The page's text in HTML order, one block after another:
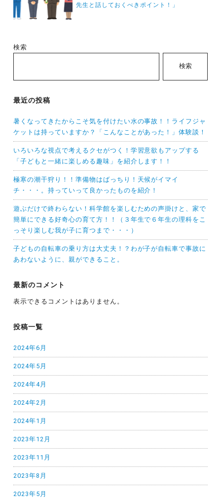
ン
先生と話しておくべきポイント！」
検索
検索
最近の投稿
暑くなってきたからこそ気を付けたい水の事故！！ライフジャ
ケットは持っていますか？「こんなことがあった！」体験談！
いろいろな視点で考えるクセがつく！学習意欲もアップする
「子どもと一緒に楽しめる趣味」を紹介します！！
極寒の潮干狩り！！準備物はばっちり！天候がイマイ
チ・・・。持っていって良かったものを紹介！
遊ぶだけで終わらない！科学館を楽しむための声掛けと、家で
簡単にできる好奇心の育て方！！（３年生で６年生の理科をこ
っそり楽しむ我が子に育つまで・・・）
子どもの自転車の乗り方は大丈夫！？わが子が自転車で事故に
あわないように、親ができること。
最新のコメント
表示できるコメントはありません。
投稿一覧
2024年6月
2024年5月
2024年4月
2024年2月
2024年1月
2023年12月
2023年11月
2023年8月
2023年5月